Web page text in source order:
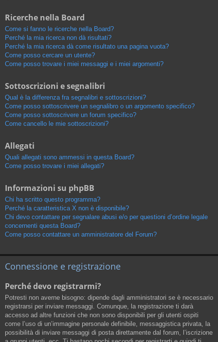
Ricerche nella Board
Come si fanno le ricerche nella Board?
Perché la mia ricerca non dà risultati?
Perché la mia ricerca dà come risultato una pagina vuota?
Come posso cercare un utente?
Come posso trovare i miei messaggi e i miei argomenti?
Sottoscrizioni e segnalibri
Qual è la differenza fra segnalibri e sottoscrizioni?
Come posso sottoscrivere un segnalibro o un argomento specifico?
Come posso sottoscrivere un forum specifico?
Come cancello le mie sottoscrizioni?
Allegati
Quali allegati sono ammessi in questa Board?
Come posso trovare i miei allegati?
Informazioni su phpBB
Chi ha scritto questo programma?
Perché la caratteristica X non è disponibile?
Chi devo contattare per segnalare abusi e/o per questioni d’ordine legale
concernenti questa Board?
Come posso contattare un amministratore del Forum?
Connessione e registrazione
Perché devo registrarmi?
Potresti non averne bisogno: dipende dagli amministratori se è necessario
registrarsi per inviare messaggi. Comunque, la registrazione ti darà
accesso ad altre funzioni che non sono disponibili per gli utenti ospiti
come l’uso di un’immagine personale definibile, messaggistica privata, la
possibilità di inviare messaggi di posta direttamente dal forum, l’iscrizione